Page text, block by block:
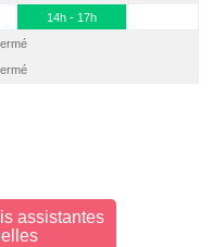
14h - 17h
assistantes